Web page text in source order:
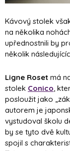
Kávový stolek
na několika
upřednostnili by
několik
Ligne Roset má
stolek Conico,
posloužit jako
autorem je
vystudoval školu
by se tyto dvě
spojil s